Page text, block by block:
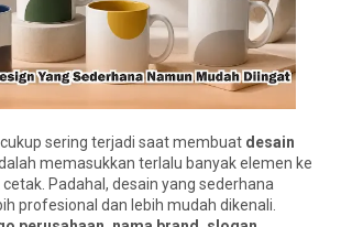
sering terjadi saat membuat desain
memasukkan terlalu banyak elemen ke
Padahal, desain yang sederhana
profesional dan lebih mudah dikenali.